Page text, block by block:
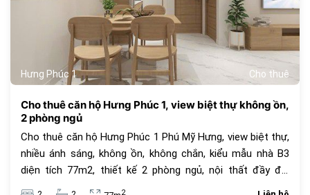
Hưng Phúc 1 Cho thuê
Cho thuê căn hộ Hưng Phúc 1, view biệt thự không ồn,
2 phòng ngủ
Cho thuê căn hộ Hưng Phúc 1 Phú Mỹ Hưng, view biệt thự,
nhiều ánh sáng, không ồn, không chắn, kiểu mẫu nhà B3
diện tích 77m2, thiết kế 2 phòng ngủ, nội thất đầy đủ,
nhiều tiện ích, an ninh dân trí cao. Giá thuê 23 triệu đồng.
2